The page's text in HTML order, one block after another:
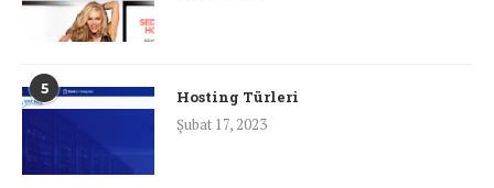
5
Hosting Türleri
Şubat 17, 2023